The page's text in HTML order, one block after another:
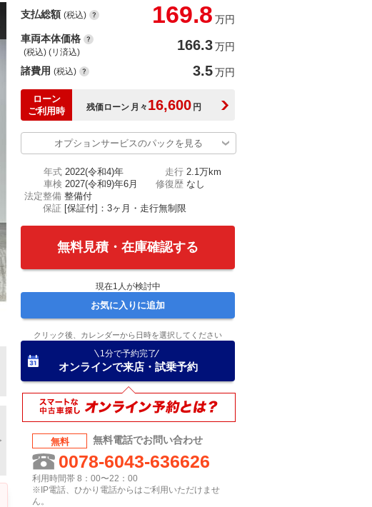
支払総額 (税込) 169.8 万円
車両本体価格
(税込) (リ済込) 166.3万円
諸費用 (税込) 3.5万円
ローン
ご利用時
残価ローン 月々 16,600 円
オプションサービスのパックを見る
年式 2022(令和4)年 走行 2.1万km
車検 2027(令和9)年6月 修復歴 なし
法定整備 整備付
保証 [保証付]：3ヶ月・走行無制限
無料見積・在庫確認する
現在1 人が検討中
お気に入りに追加
クリック後、カレンダーから日時を選択してください
1分で予約完了
オンラインで来店・試乗予約
無料 無料電話でお問い合わせ
0078-6043-636626
利用時間帯 8：00〜22：00
※IP電話、ひかり電話からはご利用いただけませ
ん。